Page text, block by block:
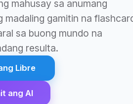
mahusay sa anumang
madaling gamitin na
sa buong mundo na
resulta.
Libre
ang AI